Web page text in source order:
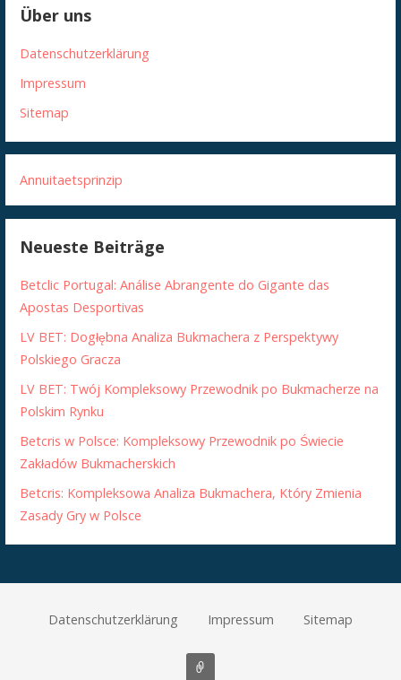
Über uns
Datenschutzerklärung
Impressum
Sitemap
Annuitaetsprinzip
Neueste Beiträge
Betclic Portugal: Análise Abrangente do Gigante das
Apostas Desportivas
LV BET: Dogłębna Analiza Bukmachera z Perspektywy
Polskiego Gracza
LV BET: Twój Kompleksowy Przewodnik po Bukmacherze na
Polskim Rynku
Betcris w Polsce: Kompleksowy Przewodnik po Świecie
Zakładów Bukmacherskich
Betcris: Kompleksowa Analiza Bukmachera, Który Zmienia
Zasady Gry w Polsce
Datenschutzerklärung Impressum Sitemap